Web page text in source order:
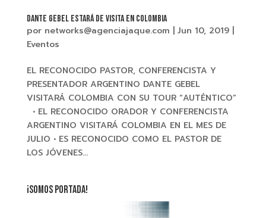
DANTE GEBEL ESTARÁ DE VISITA EN COLOMBIA
por networks@agenciajaque.com | Jun 10, 2019|
Eventos
EL RECONOCIDO PASTOR, CONFERENCISTA Y
PRESENTADOR ARGENTINO DANTE GEBEL
VISITARÁ COLOMBIA CON SU TOUR “AUTÉNTICO”
• EL RECONOCIDO ORADOR Y CONFERENCISTA
ARGENTINO VISITARÁ COLOMBIA EN EL MES DE
JULIO • ES RECONOCIDO COMO EL PASTOR DE
LOS JÓVENES...
¡SOMOS PORTADA!